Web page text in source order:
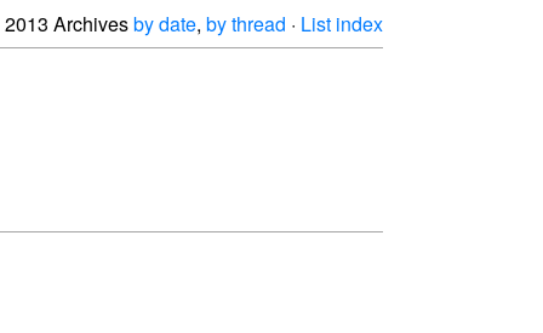
2013 Archivesby date, by thread · List index